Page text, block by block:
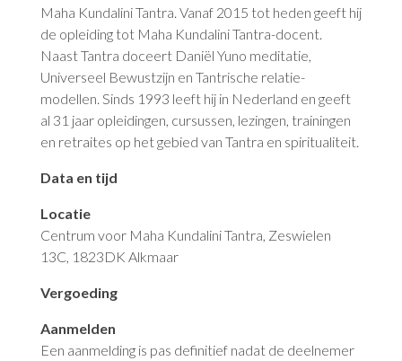
Maha Kundalini Tantra. Vanaf 2015 tot heden geeft hij
de opleiding tot Maha Kundalini Tantra-docent.
Naast Tantra doceert Daniël Yuno meditatie,
Universeel Bewustzijn en Tantrische relatie-
modellen. Sinds 1993 leeft hij in Nederland en geeft
al 31 jaar opleidingen, cursussen, lezingen, trainingen
en retraites op het gebied van Tantra en spiritualiteit.
Data en tijd
Locatie
Centrum voor Maha Kundalini Tantra, Zeswielen
13C, 1823DK Alkmaar
Vergoeding
Aanmelden
Een aanmelding is pas definitief nadat de deelnemer